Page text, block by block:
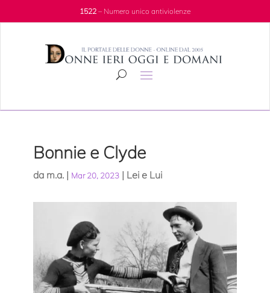
1522– Numero unico antiviolenze
Bonnie e Clyde
da m.a.| Mar 20, 2023| Lei e Lui